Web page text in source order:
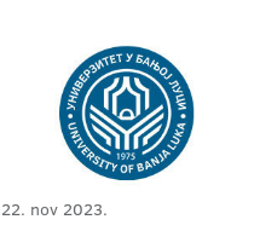
22. nov 2023.